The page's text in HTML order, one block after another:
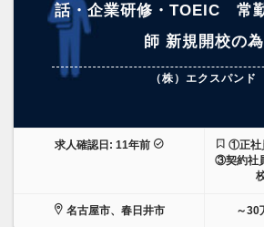
話・企業研修・TOEIC 常
師 新規開校の為
（株）エクスパンド
求人確認日: 11年前
①正社
③契約社
名古屋市、春日井市 ～30